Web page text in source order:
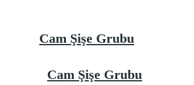
Cam Şişe Grubu
Cam Şişe Grubu